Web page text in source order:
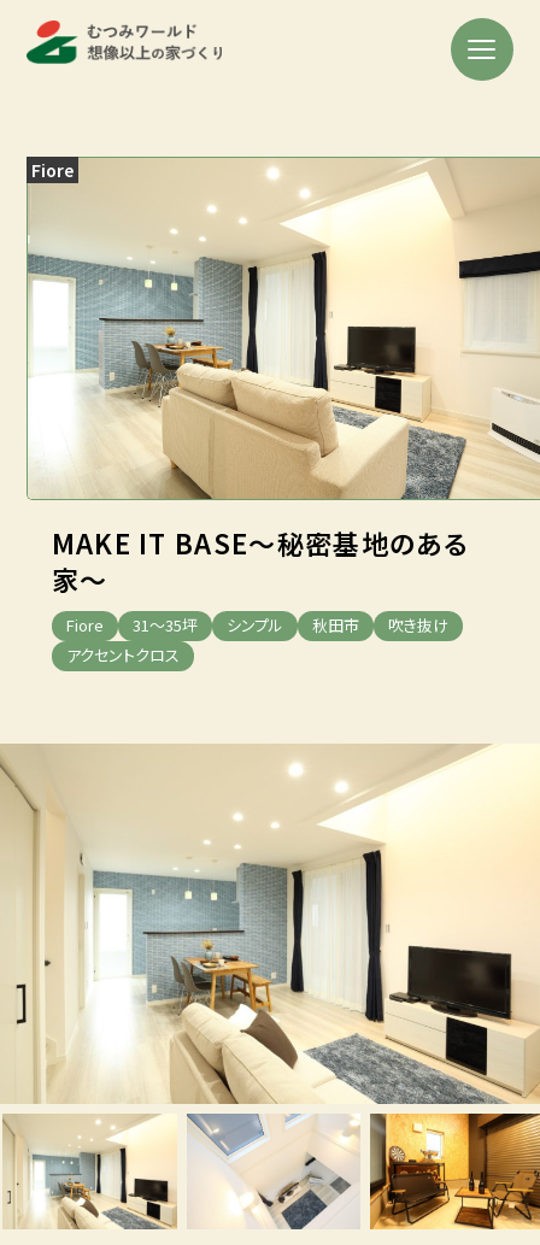
Fiore
MAKE IT BASE～秘密基地のある
家～
Fiore 31～35坪 シンプル 秋田市
吹き抜け
アクセントクロス